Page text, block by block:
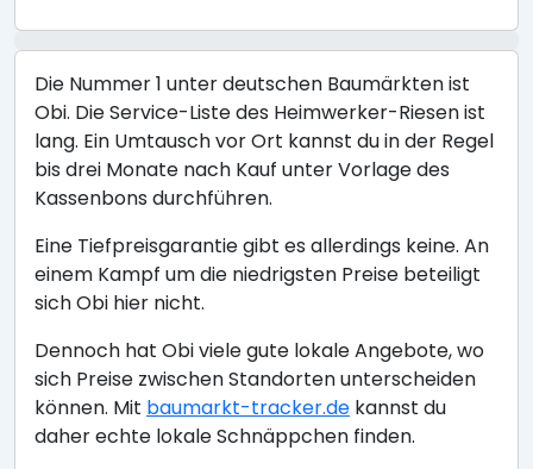
Die Nummer 1 unter deutschen Baumärkten ist
Obi. Die Service-Liste des Heimwerker-Riesen ist
lang. Ein Umtausch vor Ort kannst du in der Regel
bis drei Monate nach Kauf unter Vorlage des
Kassenbons durchführen.
Eine Tiefpreisgarantie gibt es allerdings keine. An
einem Kampf um die niedrigsten Preise beteiligt
sich Obi hier nicht.
Dennoch hat Obi viele gute lokale Angebote, wo
sich Preise zwischen Standorten unterscheiden
können. Mit baumarkt-tracker.de kannst du
daher echte lokale Schnäppchen finden.